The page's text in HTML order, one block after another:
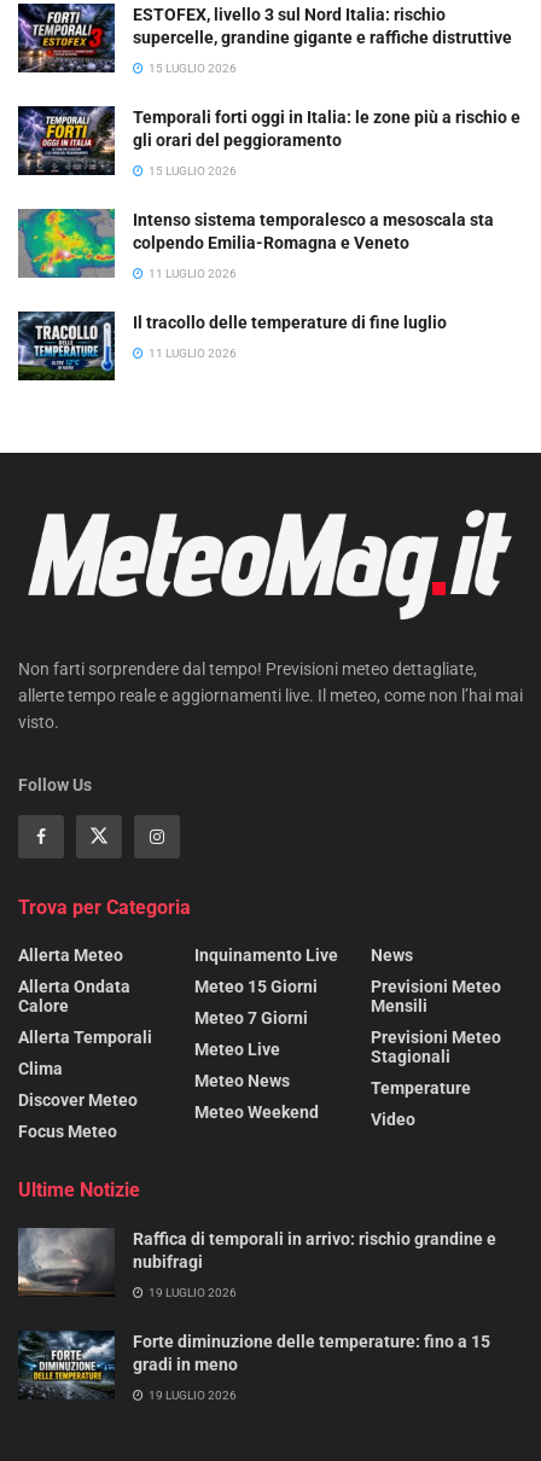
ESTOFEX, livello 3 sul Nord Italia: rischio
supercelle, grandine gigante e raffiche distruttive
15 LUGLIO 2026
Temporali forti oggi in Italia: le zone più a rischio e
gli orari del peggioramento
15 LUGLIO 2026
Intenso sistema temporalesco a mesoscala sta
colpendo Emilia-Romagna e Veneto
11 LUGLIO 2026
Il tracollo delle temperature di fine luglio
11 LUGLIO 2026
Non farti sorprendere dal tempo! Previsioni meteo dettagliate,
allerte tempo reale e aggiornamenti live. Il meteo, come non l’hai mai
visto.
Follow Us
Trova per Categoria
Allerta Meteo
Allerta Ondata
Calore
Allerta Temporali
Clima
Discover Meteo
Focus Meteo
Inquinamento Live
Meteo 15 Giorni
Meteo 7 Giorni
Meteo Live
Meteo News
Meteo Weekend
News
Previsioni Meteo
Mensili
Previsioni Meteo
Stagionali
Temperature
Video
Ultime Notizie
Raffica di temporali in arrivo: rischio grandine e
nubifragi
19 LUGLIO 2026
Forte diminuzione delle temperature: fino a 15
gradi in meno
19 LUGLIO 2026